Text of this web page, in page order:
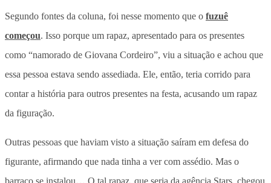
Segundo fontes da coluna, foi nesse momento que o fuzuê
começou. Isso porque um rapaz, apresentado para os presentes
como “namorado de Giovana Cordeiro”, viu a situação e achou que
essa pessoa estava sendo assediada. Ele, então, teria corrido para
contar a história para outros presentes na festa, acusando um rapaz
da figuração.
Outras pessoas que haviam visto a situação saíram em defesa do
figurante, afirmando que nada tinha a ver com assédio. Mas o
barraco se instalou… O tal rapaz, que seria da agência Stars, chegou